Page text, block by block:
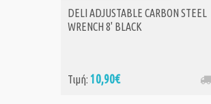
DELI ADJUSTABLE CARBON STEEL
WRENCH 8' BLACK
Τιμή: 10,90€